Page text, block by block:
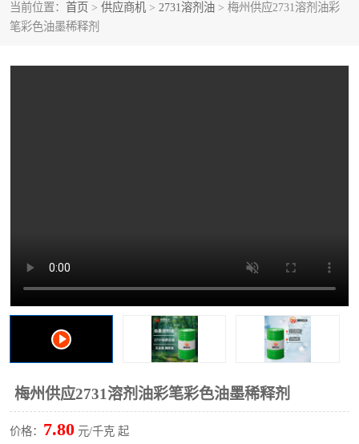
当前位置： 首页 > 供应商机 > 2731溶剂油 > 梅州供应2731溶剂油彩
笔彩色油墨稀释剂
梅州供应2731溶剂油彩笔彩色油墨稀释剂
价格： 7.80 元/千克 起
异构烷烃 天然乳胶